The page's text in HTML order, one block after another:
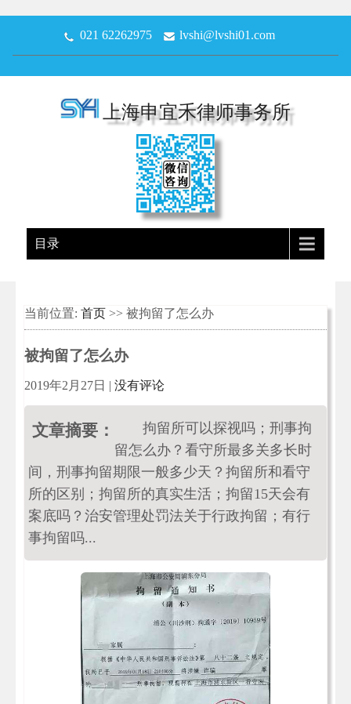
021 62262975 lvshi@lvshi01.com
上海申宜禾律师事务所
目录
当前位置: 首页 >> 被拘留了怎么办
被拘留了怎么办
2019年2月27日 | 没有评论
文章摘要：
拘留所可以探视吗；刑事拘
留怎么办？看守所最多关多长时
间，刑事拘留期限一般多少天？拘留所和看守
所的区别；拘留所的真实生活；拘留15天会有
案底吗？治安管理处罚法关于行政拘留；有行
事拘留吗...